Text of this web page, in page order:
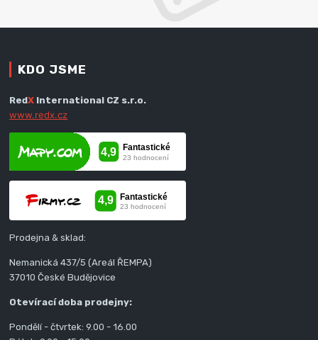
KDO JSME
RedX International CZ s.r.o.
www.redx.cz
Prodejna & sklad:
Nemanická 437/5 (Areál ŘEMPA)
37010 České Budějovice
Otevírací doba prodejny:
Pondělí - čtvrtek: 9.00 - 16.00